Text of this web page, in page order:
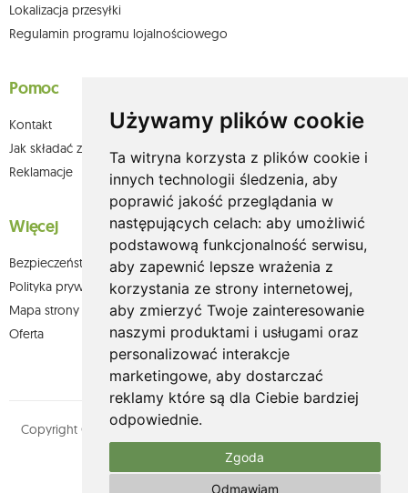
Używamy plików cookie
Ta witryna korzysta z plików cookie i
innych technologii śledzenia, aby
poprawić jakość przeglądania w
następujących celach: aby umożliwić
podstawową funkcjonalność serwisu,
aby zapewnić lepsze wrażenia z
korzystania ze strony internetowej,
aby zmierzyć Twoje zainteresowanie
naszymi produktami i usługami oraz
personalizować interakcje
marketingowe, aby dostarczać
reklamy które są dla Ciebie bardziej
odpowiednie.
Zgoda
Odmawiam
Lokalizacja przesyłki
Regulamin programu lojalnościowego
Pomoc
Kontakt
Jak składać zamówienia w sklepie olium.pl?
Reklamacje
Więcej
Bezpieczeństwo płatności
Polityka prywatności
Mapa strony
Oferta
Copyright © olium.pl. Wszystkie prawa zastrzeżone. Designed by
MOUTON interactive
Zobacz nasz profil na: